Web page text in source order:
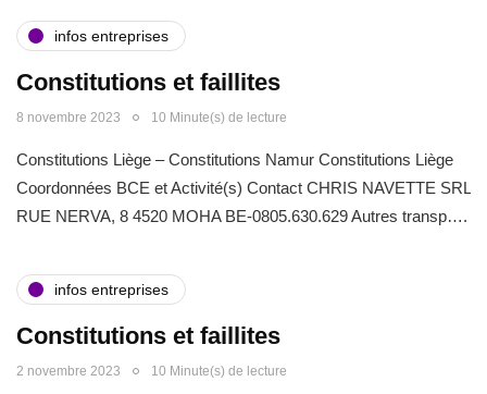
infos entreprises
Constitutions et faillites
8 novembre 2023 10 Minute(s) de lecture
Constitutions Liège – Constitutions Namur Constitutions Liège
Coordonnées BCE et Activité(s) Contact CHRIS NAVETTE SRL
RUE NERVA, 8 4520 MOHA BE-0805.630.629 Autres transp….
infos entreprises
Constitutions et faillites
2 novembre 2023 10 Minute(s) de lecture